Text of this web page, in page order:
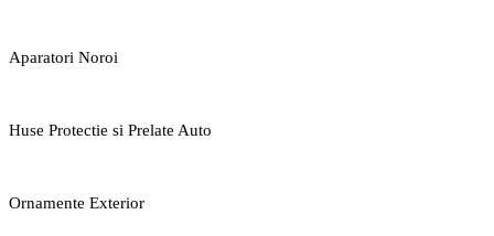
Aparatori Noroi
Huse Protectie si Prelate Auto
Ornamente Exterior